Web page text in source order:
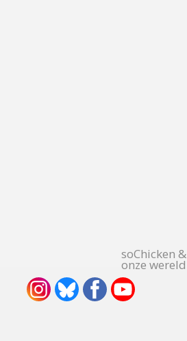
soChicken &
onze wereld